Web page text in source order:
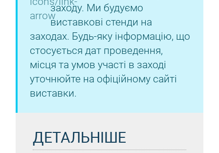
заходу. Ми будуємо
виставкові стенди на
заходах. Будь-яку інформацію, що
стосується дат проведення,
місця та умов участі в заході
уточнюйте на офіційному сайті
виставки.
ДЕТАЛЬНІШЕ